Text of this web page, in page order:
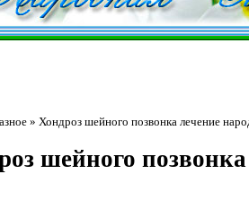
» Хондроз шейного позвонка лечение
шейного